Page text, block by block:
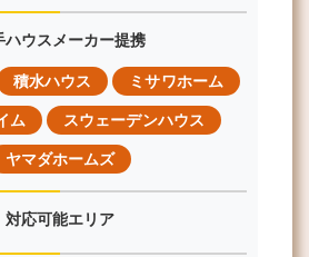
ハウスメーカー提携
積水ハウス ミサワホーム
ム スウェーデンハウス
ヤマダホームズ
対応可能エリア